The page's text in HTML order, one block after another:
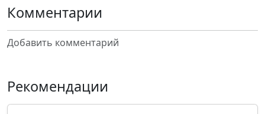
Комментарии
Добавить комментарий
Рекомендации